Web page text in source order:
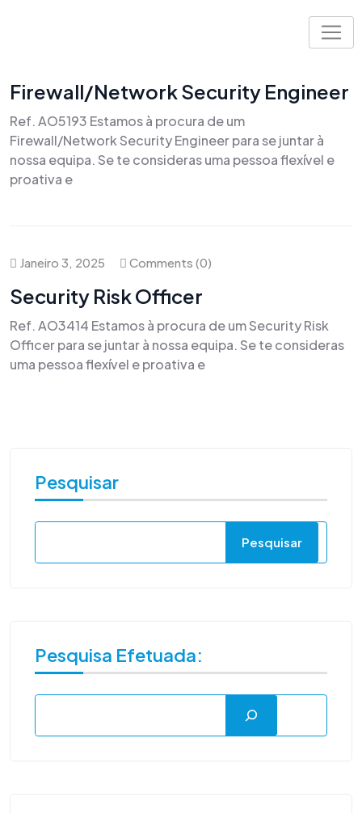
Firewall/Network Security Engineer
Ref. AO5193 Estamos à procura de um
Firewall/Network Security Engineer para se juntar à
nossa equipa. Se te consideras uma pessoa flexível e
proativa e
Janeiro 3, 2025 Comments (0)
Security Risk Officer
Ref. AO3414 Estamos à procura de um Security Risk
Officer para se juntar à nossa equipa. Se te consideras
uma pessoa flexível e proativa e
Pesquisar
Pesquisar
Pesquisa Efetuada: